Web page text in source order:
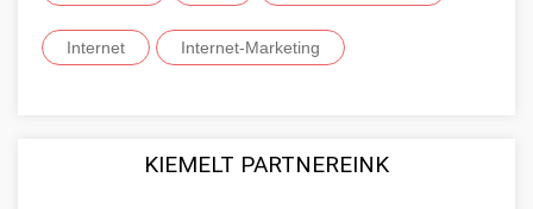
Internet Internet-Marketing
KIEMELT PARTNEREINK